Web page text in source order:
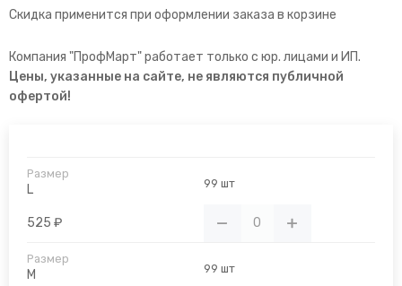
Скидка применится при оформлении заказа в корзине
Компания "ПрофМарт" работает только с юр. лицами и ИП.
Цены, указанные на сайте, не являются публичной
офертой!
L 99 шт
525 ₽
M 99 шт